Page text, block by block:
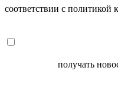
соответствии с политикой
получать